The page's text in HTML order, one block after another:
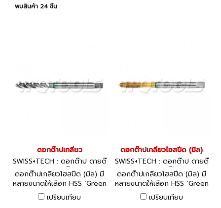
พบสินค้า 24 ชิ้น
ดอกต๊าปเกลียว
SWISS+TECH : ดอกต๊าป ดายต๊
าป ด้ามต๊าป
ดอกต๊าปเกลียวไฮสปีด (มิล) มี
หลายขนาดให้เลือก HSS ‘Green
Ring’ Taps - Spiral Flute -
HSS-EV Nitride Finish
เปรียบเทียบ
ดอกต๊าปเกลียวไฮสปีด (มิล)
SWISS+TECH : ดอกต๊าป ดายต๊
าป ด้ามต๊าป
ดอกต๊าปเกลียวไฮสปีด (มิล) มี
หลายขนาดให้เลือก HSS ‘Green
Ring’ Fluteless Taps - ISO
Metric Coarse
เปรียบเทียบ